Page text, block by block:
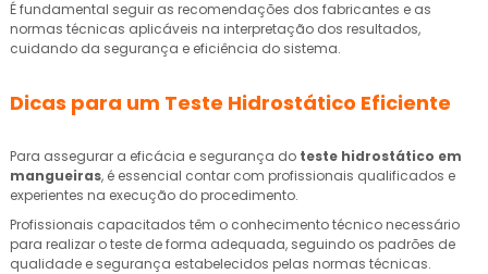
É fundamental seguir as recomendações dos fabricantes e as
normas técnicas aplicáveis na interpretação dos resultados,
cuidando da segurança e eficiência do sistema.
Dicas para um Teste Hidrostático Eficiente
Para assegurar a eficácia e segurança do teste hidrostático em
mangueiras, é essencial contar com profissionais qualificados e
experientes na execução do procedimento.
Profissionais capacitados têm o conhecimento técnico necessário
para realizar o teste de forma adequada, seguindo os padrões de
qualidade e segurança estabelecidos pelas normas técnicas.